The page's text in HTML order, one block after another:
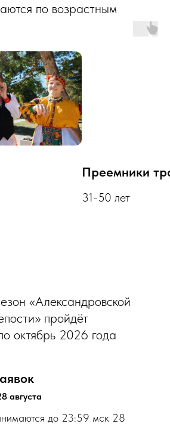
по возрастным
Преемники
31-50 лет
«Александровской
пройдёт
октябрь 2026 года
августа
до 23:59 мск 28